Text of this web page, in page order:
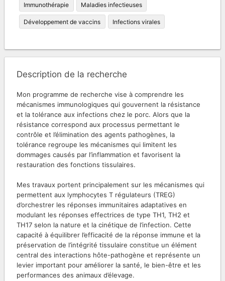
Immunothérapie Maladies infectieuses
Développement de vaccins Infections virales
Description de la recherche
Mon programme de recherche vise à comprendre les
mécanismes immunologiques qui gouvernent la résistance
et la tolérance aux infections chez le porc. Alors que la
résistance correspond aux processus permettant le
contrôle et l’élimination des agents pathogènes, la
tolérance regroupe les mécanismes qui limitent les
dommages causés par l’inflammation et favorisent la
restauration des fonctions tissulaires.
Mes travaux portent principalement sur les mécanismes qui
permettent aux lymphocytes T régulateurs (TREG)
d’orchestrer les réponses immunitaires adaptatives en
modulant les réponses effectrices de type TH1, TH2 et
TH17 selon la nature et la cinétique de l’infection. Cette
capacité à équilibrer l’efficacité de la réponse immune et la
préservation de l’intégrité tissulaire constitue un élément
central des interactions hôte-pathogène et représente un
levier important pour améliorer la santé, le bien-être et les
performances des animaux d’élevage.